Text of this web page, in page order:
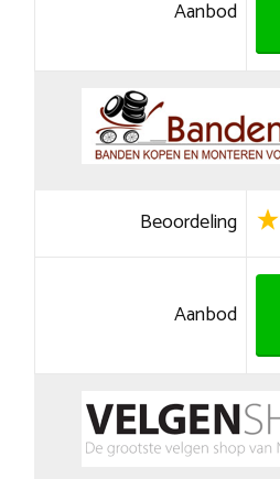
Aanbod
Beoordeling
Aanbod